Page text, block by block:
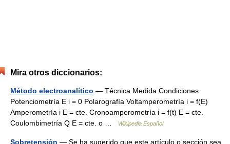
Mira otros diccionarios:
Método electroanalítico — Técnica Medida Condiciones
Potenciometría E i = 0 Polarografía Voltamperometría i = f(E)
Amperometría i E = cte. Cronoamperometría i = f(t) E = cte.
Coulombimetría Q E = cte. o …
Wikipedia Español
Sobretensión — Se ha sugerido que este artículo o sección sea